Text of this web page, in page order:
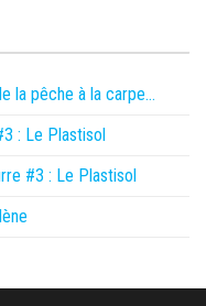
la pêche à la carpe…
: Le Plastisol
#3 : Le Plastisol